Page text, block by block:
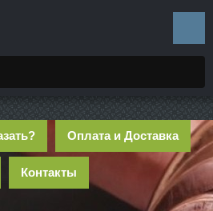
Оплата и Доставка
Контакты